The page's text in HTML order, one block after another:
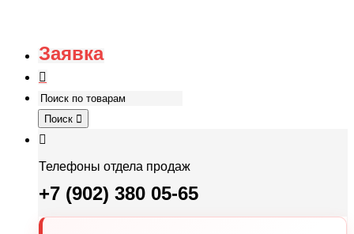
Заявка
Поиск
Телефоны отдела продаж
+7 (902) 380 05-65